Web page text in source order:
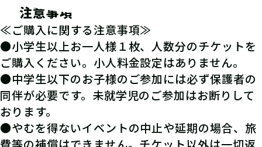
注意事項
≪ご購入に関する注意事項≫
●小学生以上お一人様１枚、人数分のチケットを
ご購入ください。小人料金設定はありません。
●中学生以下のお子様のご参加には必ず保護者の
同伴が必要です。未就学児のご参加はお断りして
おります。
●やむを得ないイベントの中止や延期の場合、旅